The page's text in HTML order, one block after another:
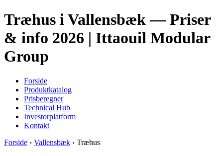
Træhus i Vallensbæk — Priser
& info 2026 | Ittaouil Modular
Group
Forside
Produktkatalog
Prisberegner
Technical Hub
Investorplatform
Kontakt
Forside › Vallensbæk › Træhus